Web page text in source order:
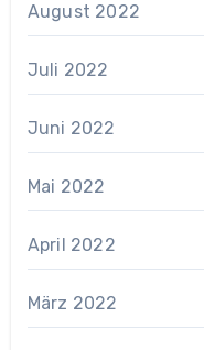
August 2022
Juli 2022
Juni 2022
Mai 2022
April 2022
März 2022